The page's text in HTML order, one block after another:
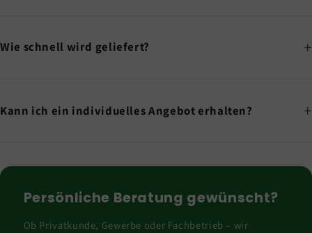
Wie schnell wird geliefert?
Kann ich ein individuelles Angebot erhalten?
Persönliche Beratung gewünscht?
Ob Privatkunde, Gewerbe oder Fachbetrieb – wir